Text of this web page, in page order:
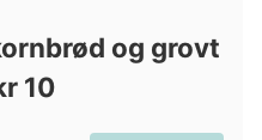
og grovt
10